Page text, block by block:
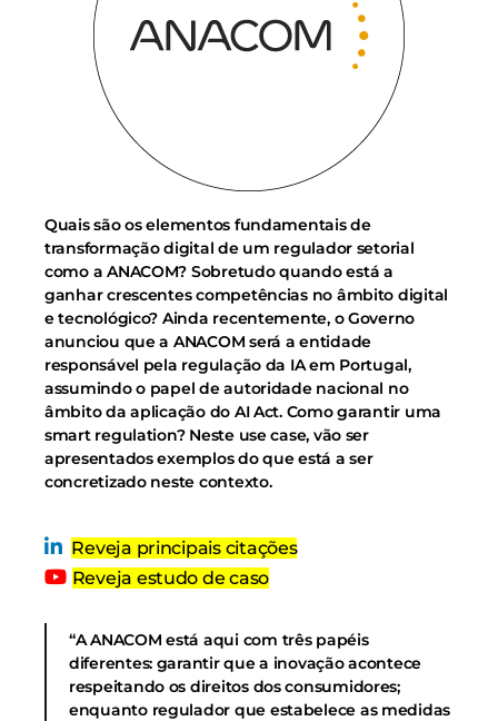
Quais são os elementos fundamentais de
transformação digital de um regulador setorial
como a ANACOM? Sobretudo quando está a
ganhar crescentes competências no âmbito digital
e tecnológico? Ainda recentemente, o Governo
anunciou que a ANACOM será a entidade
responsável pela regulação da IA em Portugal,
assumindo o papel de autoridade nacional no
âmbito da aplicação do AI Act. Como garantir uma
smart regulation? Neste use case, vão ser
apresentados exemplos do que está a ser
concretizado neste contexto.
Reveja principais citações
Reveja estudo de caso
“A ANACOM está aqui com três papéis
diferentes: garantir que a inovação acontece
respeitando os direitos dos consumidores;
enquanto regulador que estabelece as medidas